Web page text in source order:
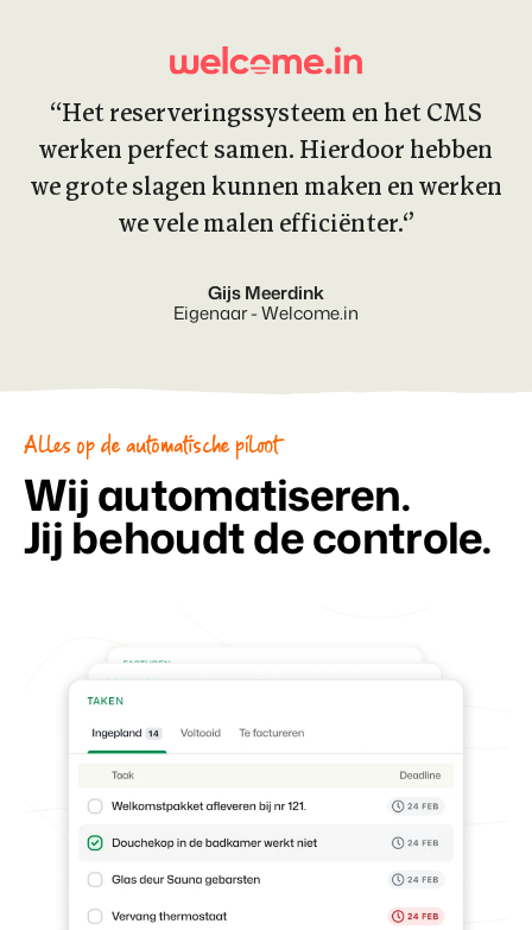
‘‘Het reserveringssysteem en het CMS
werken perfect samen. Hierdoor hebben
we grote slagen kunnen maken en werken
we vele malen efficiënter.‘’
Gijs Meerdink
Eigenaar - Welcome.in
Alles op de automatische piloot
Wij automatiseren.
Jij behoudt de controle.